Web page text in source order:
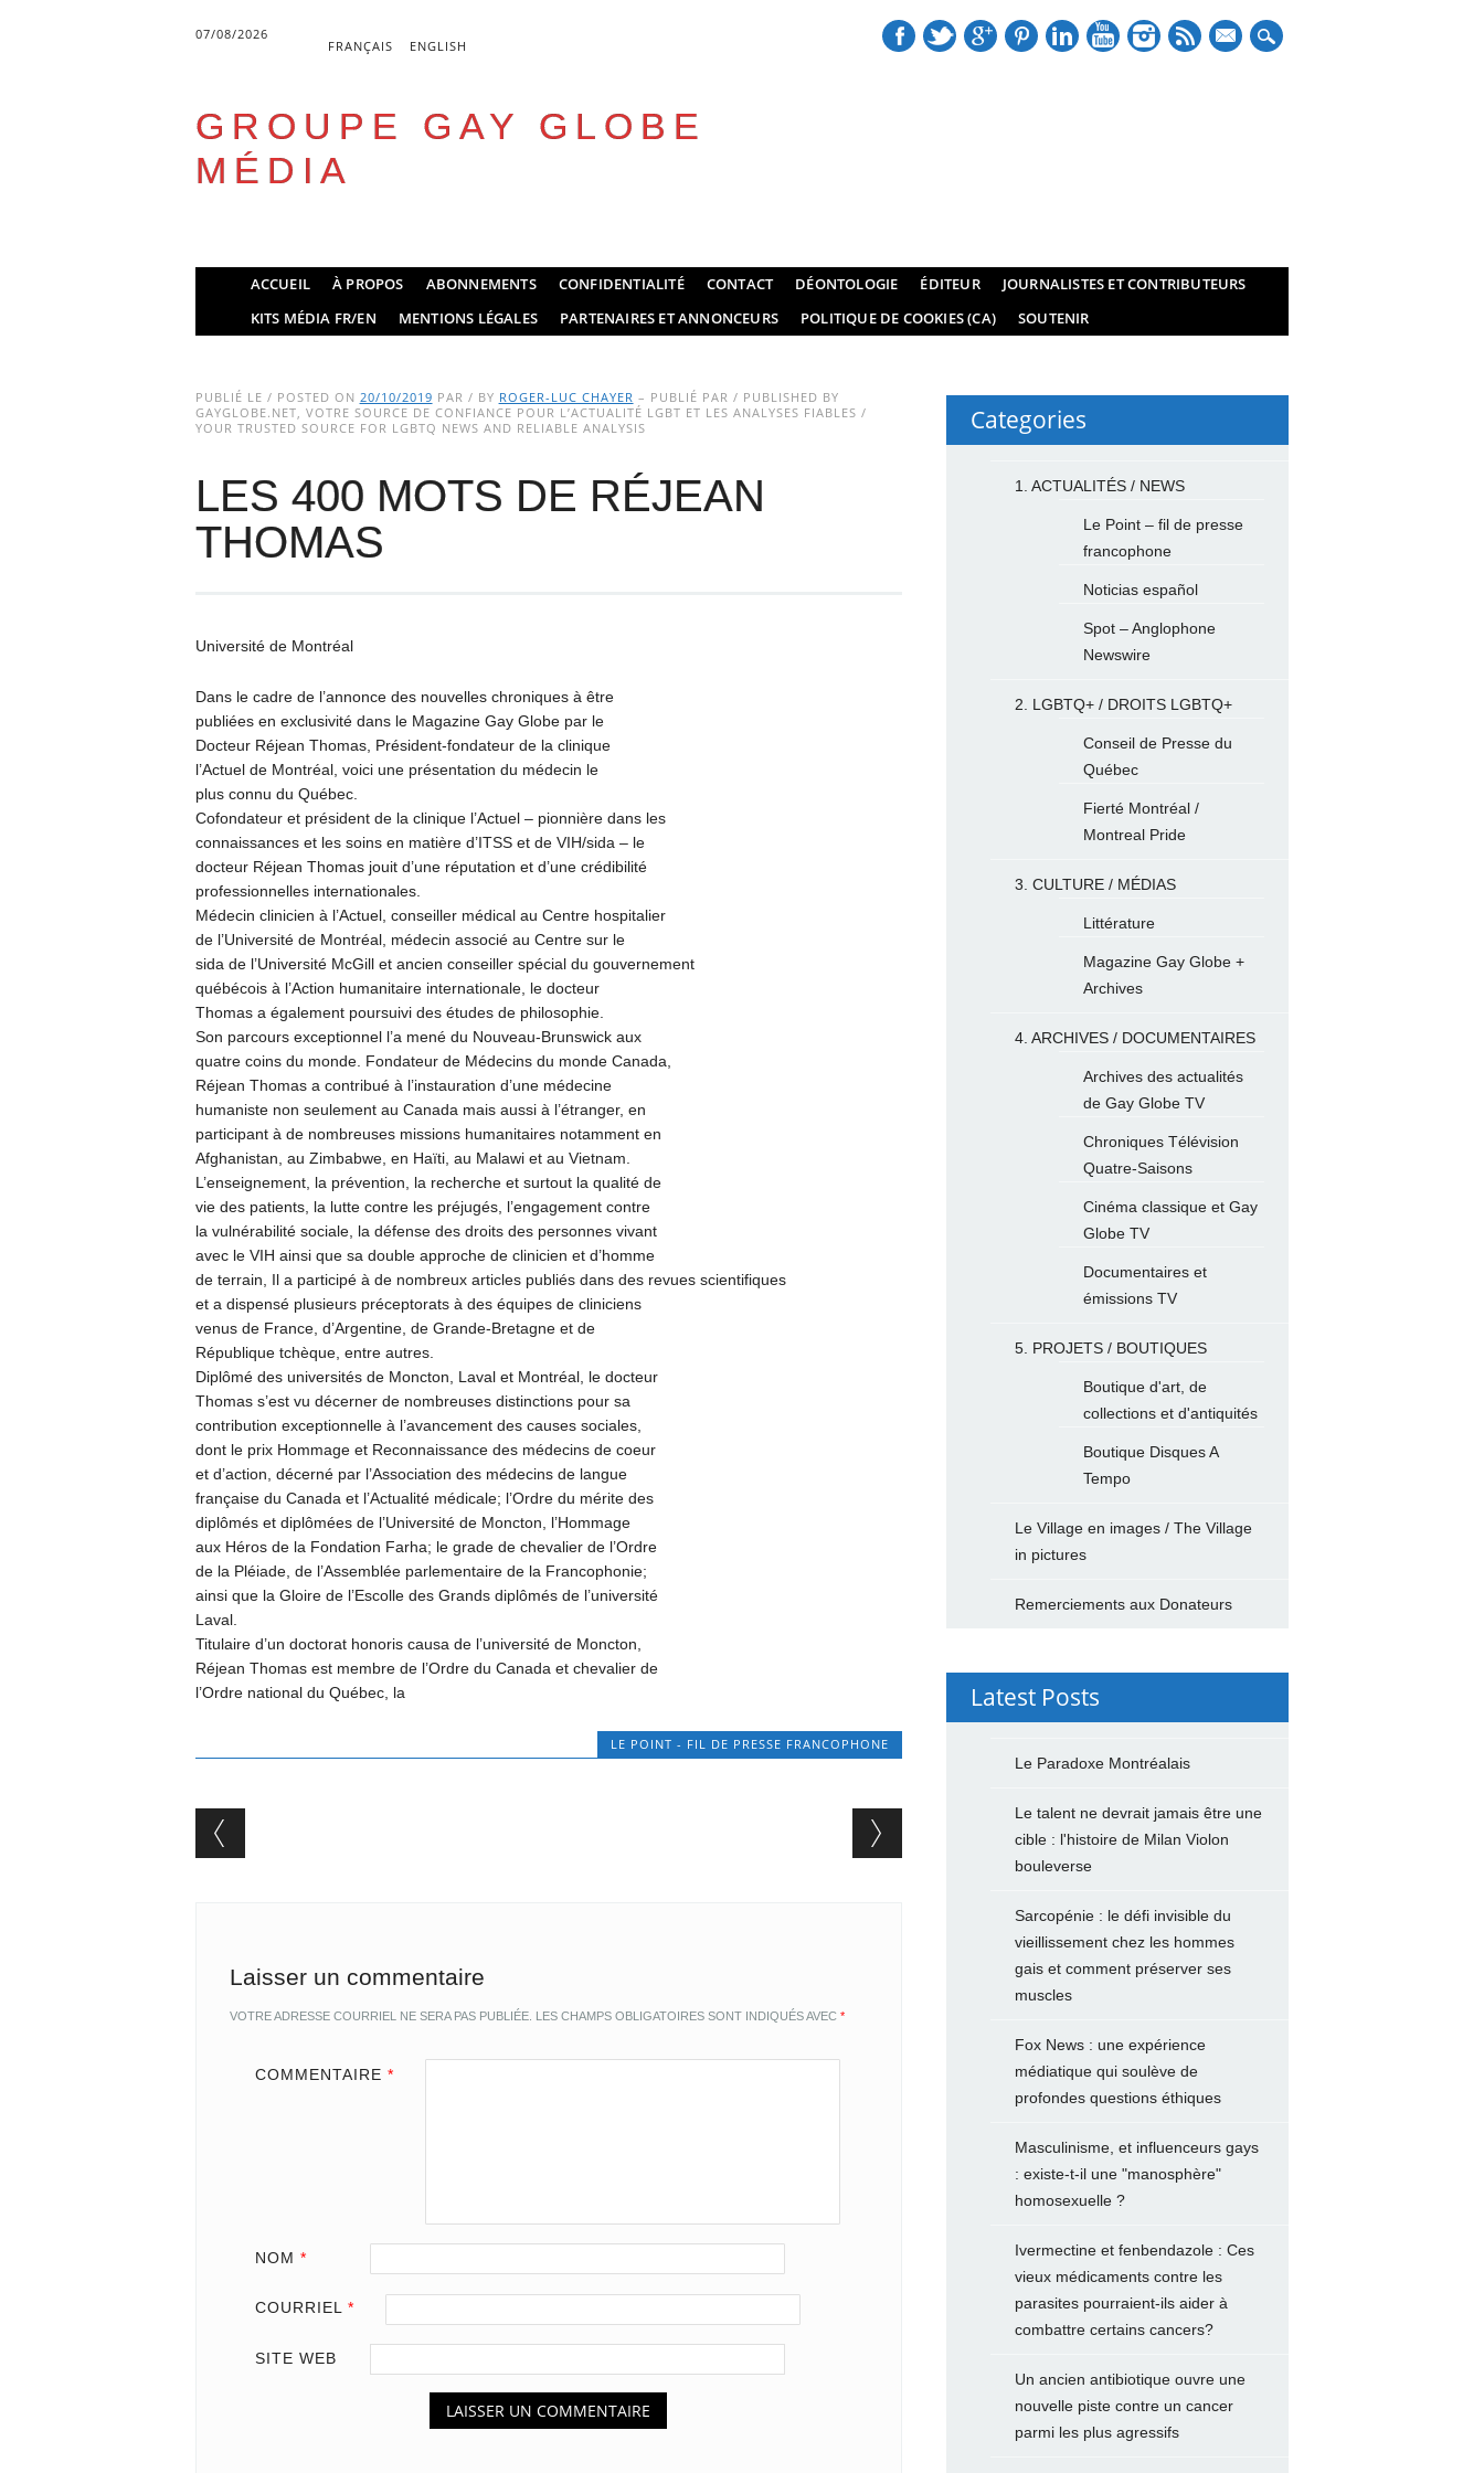
07/08/2026
FRANÇAIS ENGLISH
mail
GROUPE GAY GLOBE
MÉDIA
Main menu
ACCUEIL À PROPOS ABONNEMENTS CONFIDENTIALITÉ CONTACT DÉONTOLOGIE ÉDITEUR
JOURNALISTES ET CONTRIBUTEURS
KITS MÉDIA FR/EN
MENTIONS LÉGALES PARTENAIRES ET ANNONCEURS POLITIQUE DE COOKIES (CA) SOUTENIR
PUBLIÉ LE / POSTED ON 20/10/2019 PAR / BY ROGER-LUC CHAYER – PUBLIÉ PAR / PUBLISHED BY
GAYGLOBE.NET, VOTRE SOURCE DE CONFIANCE POUR L’ACTUALITÉ LGBT ET LES ANALYSES FIABLES /
YOUR TRUSTED SOURCE FOR LGBTQ NEWS AND RELIABLE ANALYSIS
LES 400 MOTS DE RÉJEAN
THOMAS
Université de Montréal
Dans le cadre de l’annonce des nouvelles chroniques à être
publiées en exclusivité dans le Magazine Gay Globe par le
Docteur Réjean Thomas, Président-fondateur de la clinique
l’Actuel de Montréal, voici une présentation du médecin le
plus connu du Québec.
Cofondateur et président de la clinique l’Actuel – pionnière dans les
connaissances et les soins en matière d’ITSS et de VIH/sida – le
docteur Réjean Thomas jouit d’une réputation et d’une crédibilité
professionnelles internationales.
Médecin clinicien à l’Actuel, conseiller médical au Centre hospitalier
de l’Université de Montréal, médecin associé au Centre sur le
sida de l’Université McGill et ancien conseiller spécial du gouvernement
québécois à l’Action humanitaire internationale, le docteur
Thomas a également poursuivi des études de philosophie.
Son parcours exceptionnel l’a mené du Nouveau-Brunswick aux
quatre coins du monde. Fondateur de Médecins du monde Canada,
Réjean Thomas a contribué à l’instauration d’une médecine
humaniste non seulement au Canada mais aussi à l’étranger, en
participant à de nombreuses missions humanitaires notamment en
Afghanistan, au Zimbabwe, en Haïti, au Malawi et au Vietnam.
L’enseignement, la prévention, la recherche et surtout la qualité de
vie des patients, la lutte contre les préjugés, l’engagement contre
la vulnérabilité sociale, la défense des droits des personnes vivant
avec le VIH ainsi que sa double approche de clinicien et d’homme
de terrain, Il a participé à de nombreux articles publiés dans des revues scientifiques
et a dispensé plusieurs préceptorats à des équipes de cliniciens
venus de France, d’Argentine, de Grande-Bretagne et de
République tchèque, entre autres.
Diplômé des universités de Moncton, Laval et Montréal, le docteur
Thomas s’est vu décerner de nombreuses distinctions pour sa
contribution exceptionnelle à l’avancement des causes sociales,
dont le prix Hommage et Reconnaissance des médecins de coeur
et d’action, décerné par l’Association des médecins de langue
française du Canada et l’Actualité médicale; l’Ordre du mérite des
diplômés et diplômées de l’Université de Moncton, l’Hommage
aux Héros de la Fondation Farha; le grade de chevalier de l’Ordre
de la Pléiade, de l’Assemblée parlementaire de la Francophonie;
ainsi que la Gloire de l’Escolle des Grands diplômés de l’université
Laval.
Titulaire d’un doctorat honoris causa de l’université de Moncton,
Réjean Thomas est membre de l’Ordre du Canada et chevalier de
l’Ordre national du Québec, la
LE POINT - FIL DE PRESSE FRANCOPHONE
Post navigation
Laisser un commentaire
VOTRE ADRESSE COURRIEL NE SERA PAS PUBLIÉE. LES CHAMPS OBLIGATOIRES SONT INDIQUÉS AVEC *
COMMENTAIRE *
NOM *
COURRIEL *
SITE WEB
Categories
1. ACTUALITÉS / NEWS
Le Point – fil de presse
francophone
Noticias español
Spot – Anglophone
Newswire
2. LGBTQ+ / DROITS LGBTQ+
Conseil de Presse du
Québec
Fierté Montréal /
Montreal Pride
3. CULTURE / MÉDIAS
Littérature
Magazine Gay Globe +
Archives
4. ARCHIVES / DOCUMENTAIRES
Archives des actualités
de Gay Globe TV
Chroniques Télévision
Quatre-Saisons
Cinéma classique et Gay
Globe TV
Documentaires et
émissions TV
5. PROJETS / BOUTIQUES
Boutique d'art, de
collections et d'antiquités
Boutique Disques A
Tempo
Le Village en images / The Village
in pictures
Remerciements aux Donateurs
Latest Posts
Le Paradoxe Montréalais
Le talent ne devrait jamais être une
cible : l'histoire de Milan Violon
bouleverse
Sarcopénie : le défi invisible du
vieillissement chez les hommes
gais et comment préserver ses
muscles
Fox News : une expérience
médiatique qui soulève de
profondes questions éthiques
Masculinisme, et influenceurs gays
: existe-t-il une "manosphère"
homosexuelle ?
Ivermectine et fenbendazole : Ces
vieux médicaments contre les
parasites pourraient-ils aider à
combattre certains cancers?
Un ancien antibiotique ouvre une
nouvelle piste contre un cancer
parmi les plus agressifs